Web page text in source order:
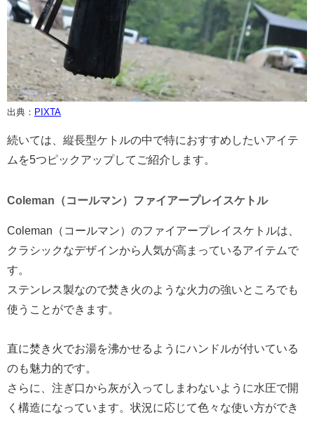
出典： PIXTA
続いては、縦長型ケトルの中で特におすすめしたいアイテ
ムを5つピックアップしてご紹介します。
Coleman（コールマン）ファイアープレイスケトル
Coleman（コールマン）のファイアープレイスケトルは、
クラシックなデザインから人気が高まっているアイテムで
す。
ステンレス製なので焚き火のような火力の強いところでも
使うことができます。
直に焚き火でお湯を沸かせるようにハンドルが付いている
のも魅力的です。
さらに、注ぎ口から灰が入ってしまわないように水圧で開
く構造になっています。状況に応じて色々な使い方ができ